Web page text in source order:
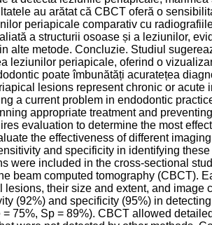
au arătat că CBCT oferă o
periapicale comparativ cu
a structurii osoase și a leziunilor,
alte metode. Concluzie. Studiul
leziunilor periapicale, oferind o
poate îmbunătăți acuratețea
lesions represent chronic or acute
a current problem in endodontic
appropriate treatment and
evaluation to determine the most
the effectiveness of different
and specificity in identifying
were included in the cross-sectional
beam computed tomography (CBCT).
lesions, their size and extent, and
(92%) and specificity (95%) in
= 75%, Sp = 89%). CBCT allowed